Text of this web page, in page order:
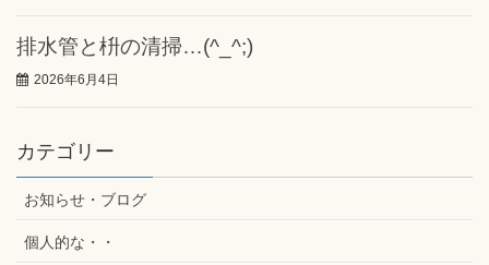
排水管と枡の清掃…(^_^;)
2026年6月4日
カテゴリー
お知らせ・ブログ
個人的な・・